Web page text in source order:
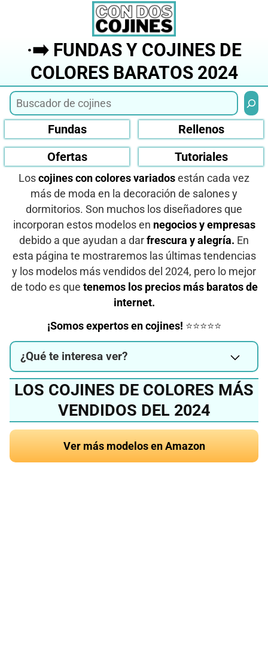
·➡️ FUNDAS Y COJINES DE
COLORES BARATOS 2024
Fundas
Rellenos
Ofertas
Tutoriales
Los cojines con colores variados están cada vez
más de moda en la decoración de salones y
dormitorios. Son muchos los diseñadores que
incorporan estos modelos en negocios y empresas
debido a que ayudan a dar frescura y alegría. En
esta página te mostraremos las últimas tendencias
y los modelos más vendidos del 2024, pero lo mejor
de todo es que tenemos los precios más baratos de
internet.
¡Somos expertos en cojines! ⭐⭐⭐⭐⭐
¿Qué te interesa ver?
LOS COJINES DE COLORES MÁS
VENDIDOS DEL 2024
Ver más modelos en Amazon